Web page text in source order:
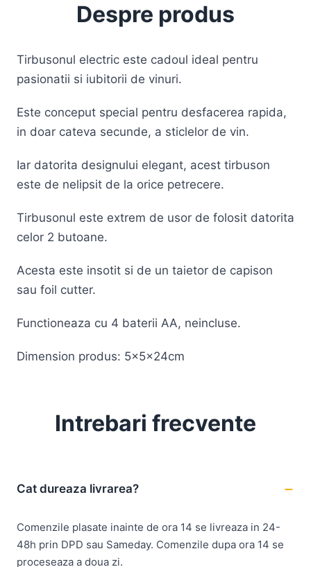
Despre produs
Tirbusonul electric este cadoul ideal pentru
pasionatii si iubitorii de vinuri.
Este conceput special pentru desfacerea rapida,
in doar cateva secunde, a sticlelor de vin.
Iar datorita designului elegant, acest tirbuson
este de nelipsit de la orice petrecere.
Tirbusonul este extrem de usor de folosit datorita
celor 2 butoane.
Acesta este insotit si de un taietor de capison
sau foil cutter.
Functioneaza cu 4 baterii AA, neincluse.
Dimension produs: 5x5x24cm
Intrebari frecvente
Cat dureaza livrarea?
Comenzile plasate inainte de ora 14 se livreaza in 24-
48h prin DPD sau Sameday. Comenzile dupa ora 14 se
proceseaza a doua zi.